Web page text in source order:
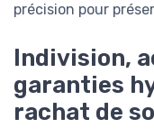
précision pour
Indivision,
garanties
rachat de